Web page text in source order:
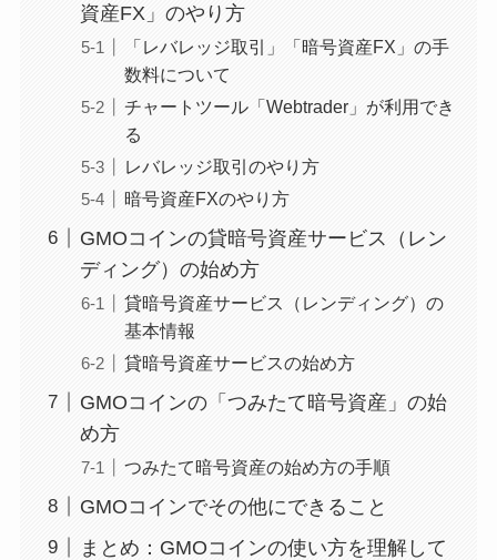
資産FX」のやり方
「レバレッジ取引」「暗号資産FX」の手
数料について
チャートツール「Webtrader」が利用でき
る
レバレッジ取引のやり方
暗号資産FXのやり方
GMOコインの貸暗号資産サービス（レン
ディング）の始め方
貸暗号資産サービス（レンディング）の
基本情報
貸暗号資産サービスの始め方
GMOコインの「つみたて暗号資産」の始
め方
つみたて暗号資産の始め方の手順
GMOコインでその他にできること
まとめ：GMOコインの使い方を理解して